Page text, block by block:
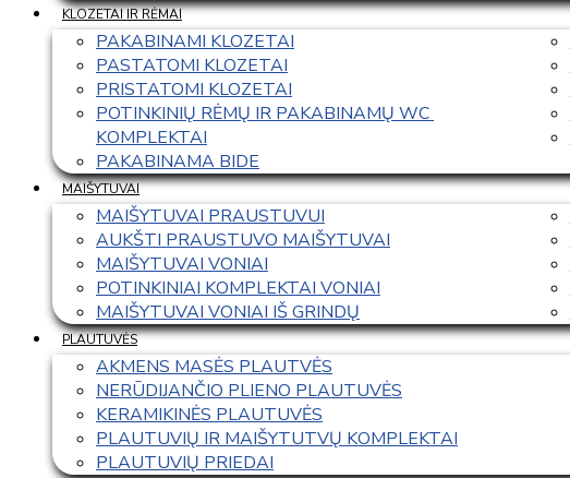
KLOZETAI IR RĖMAI
PAKABINAMI KLOZETAI
PASTATOMI KLOZETAI
PRISTATOMI KLOZETAI
POTINKINIŲ RĖMŲ IR PAKABINAMŲ WC
KOMPLEKTAI
PAKABINAMA BIDE
MAIŠYTUVAI
MAIŠYTUVAI PRAUSTUVUI
AUKŠTI PRAUSTUVO MAIŠYTUVAI
MAIŠYTUVAI VONIAI
POTINKINIAI KOMPLEKTAI VONIAI
MAIŠYTUVAI VONIAI IŠ GRINDŲ
PLAUTUVĖS
AKMENS MASĖS PLAUTVĖS
NERŪDIJANČIO PLIENO PLAUTUVĖS
KERAMIKINĖS PLAUTUVĖS
PLAUTUVIŲ IR MAIŠYTUTVŲ KOMPLEKTAI
PLAUTUVIŲ PRIEDAI